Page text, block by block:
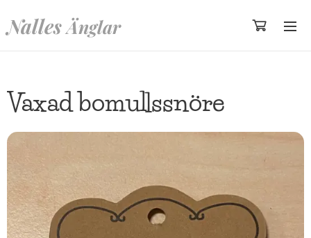
Nalles Änglar
Vaxad bomullssnöre